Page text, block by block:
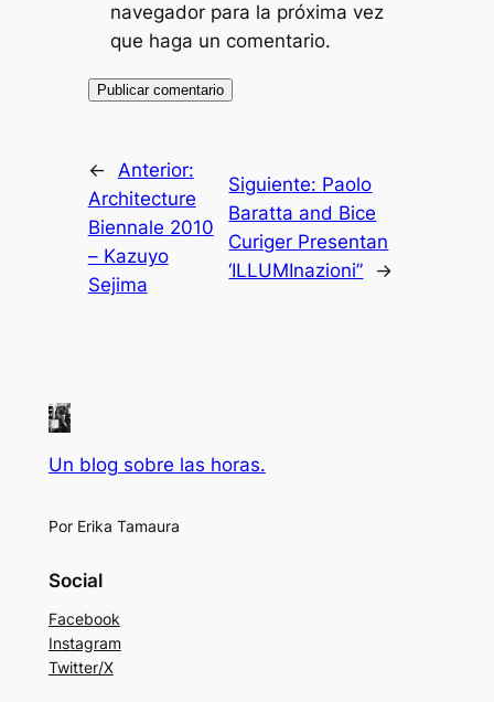
navegador para la próxima vez
que haga un comentario.
←
Anterior:
Architecture
Biennale 2010
– Kazuyo
Sejima
Siguiente: Paolo
Baratta and Bice
Curiger Presentan
‘ILLUMInazioni”
→
Un blog sobre las horas.
Por Erika Tamaura
Social
Facebook
Instagram
Twitter/X